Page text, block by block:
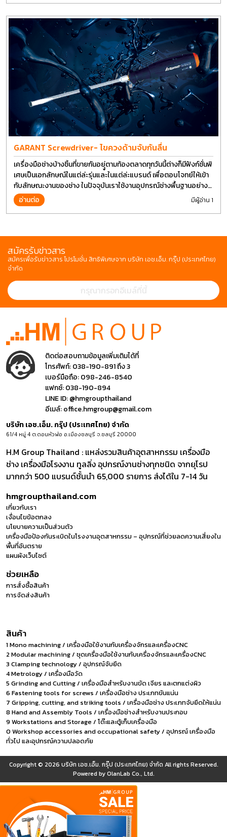
GARANT Screwdriver- ไขควงด้ามจับกันลื่น
เครื่องมือช่างบ้างชิ้นที่ขายกันอยุู่ตามท้องตลาดทุกวันนี้ต่างก็มีฟังก์ชั่นพิ
เศษเป็นเอกลักษณ์ในแต่ล่ะรุ่นและในแต่ล่ะแบรนด์ เพื่อตอบโจทย์ให้เข้า
กับลักษณะงานของช่าง ในปัจจุบันเราใช้งานอุปกรณ์ช่างพื้นฐานอย่าง
ไขควงกันในงานหลายประเภททำให้มีการปรับเปลี่ยนรูปแบบ
อ่านต่อ มีผู้อ่าน 1
สมัครรับข่าวสาร
สมัครเพื่อรับข่าวสาร โปรโมชั่น สิทธิพิเศษจาก บริษัท เอช.เอ็ม. กรุ๊ป (ประเทศไทย)
จำกัด
ติดต่อสอบถามข้อมูลเพิ่มเติมได้ที่
โทรศัพท์:038-190-891 ถึง 3
เบอร์มือถือ:098-246-8540
แฟกซ์:038-190-894
LINE ID:@hmgroupthailand
อีเมล์:office.hmgroup@gmail.com
บริษัท เอช.เอ็ม. กรุ๊ป (ประเทศไทย) จำกัด
61/4 หมู่ 4 ต.ดอนหัวฬ่อ อ.เมืองชลบุรี จ.ชลบุรี 20000
H.M Group Thailand : แหล่งรวมสินค้าอุตสาหกรรม เครื่องมือ
ช่าง เครื่องมือโรงงาน ทูลลิ่ง อุปกรณ์งานช่างทุกชนิด จากยุโรป
มากกว่า 500 แบรนด์ชั้นนำ 65,000 รายการ ส่งได้ใน 7-14 วัน
hmgroupthailand.com
เกี่ยวกับเรา
เงื่อนไขข้อตกลง
นโยบายความเป็นส่วนตัว
เครื่องมือป้องกันระเบิดในโรงงานอุตสาหกรรม – อุปกรณ์ที่ช่วยลดความเสี่ยงใน
พื้นที่อันตราย
แผนผังเว็บไซต์
ช่วยเหลือ
การสั่งซื้อสินค้า
การจัดส่งสินค้า
สินค้า
1 Mono machining / เครื่องมือใช้งานกับเครื่องจักรและเครื่องCNC
2 Modular machining / ชุดเครื่องมือใช้งานกับเครื่องจักรและเครื่องCNC
3 Clamping technology / อุปกรณ์จับยึด
4 Metrology / เครื่องมือวัด
5 Grinding and Cutting / เครื่องมือสำหรับงานขัด เจียร และตกแต่งผิว
6 Fastening tools for screws / เครื่องมือช่าง ประเภทขันแน่น
7 Gripping, cutting, and striking tools / เครื่องมือช่าง ประเภทจับยึดให้แน่น
8 Hand and Assembly Tools / เครื่องมือช่างสำหรับงานประกอบ
9 Workstations and Storage / โต๊ะและตู้เก็บเครื่องมือ
0 Workshop accessories and occupational safety / อุปกรณ์ เครื่องมือ
ทั่วไป และอุปกรณ์ความปลอดภัย
Copyright © 2026 บริษัท เอช.เอ็ม. กรุ๊ป (ประเทศไทย) จำกัด All rights Reserved.
Powered byOlanLab Co., Ltd.